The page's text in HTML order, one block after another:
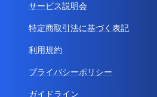
サービス説明会
特定商取引法に基づく表記
利用規約
プライバシーポリシー
ガイドライン